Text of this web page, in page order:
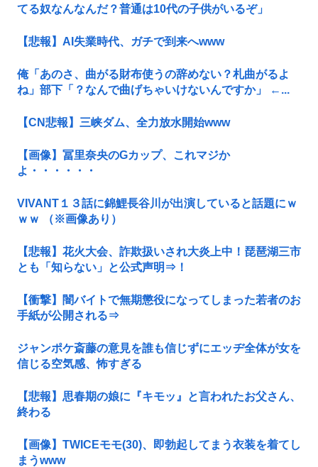
てる奴なんなんだ？普通は10代の子供がいるぞ」
【悲報】AI失業時代、ガチで到来へwww
俺「あのさ、曲がる財布使うの辞めない？札曲がるよ
ね」部下「？なんで曲げちゃいけないんですか」 ←...
【CN悲報】三峡ダム、全力放水開始www
【画像】冨里奈央のGカップ、これマジか
よ・・・・・・
VIVANT１３話に錦鯉長谷川が出演していると話題にｗ
ｗｗ （※画像あり）
【悲報】花火大会、詐欺扱いされ大炎上中！琵琶湖三市
とも「知らない」と公式声明⇒！
【衝撃】闇バイトで無期懲役になってしまった若者のお
手紙が公開される⇒
ジャンポケ斎藤の意見を誰も信じずにエッヂ全体が女を
信じる空気感、怖すぎる
【悲報】思春期の娘に『キモッ』と言われたお父さん、
終わる
【画像】TWICEモモ(30)、即勃起してまう衣装を着てし
まうwww